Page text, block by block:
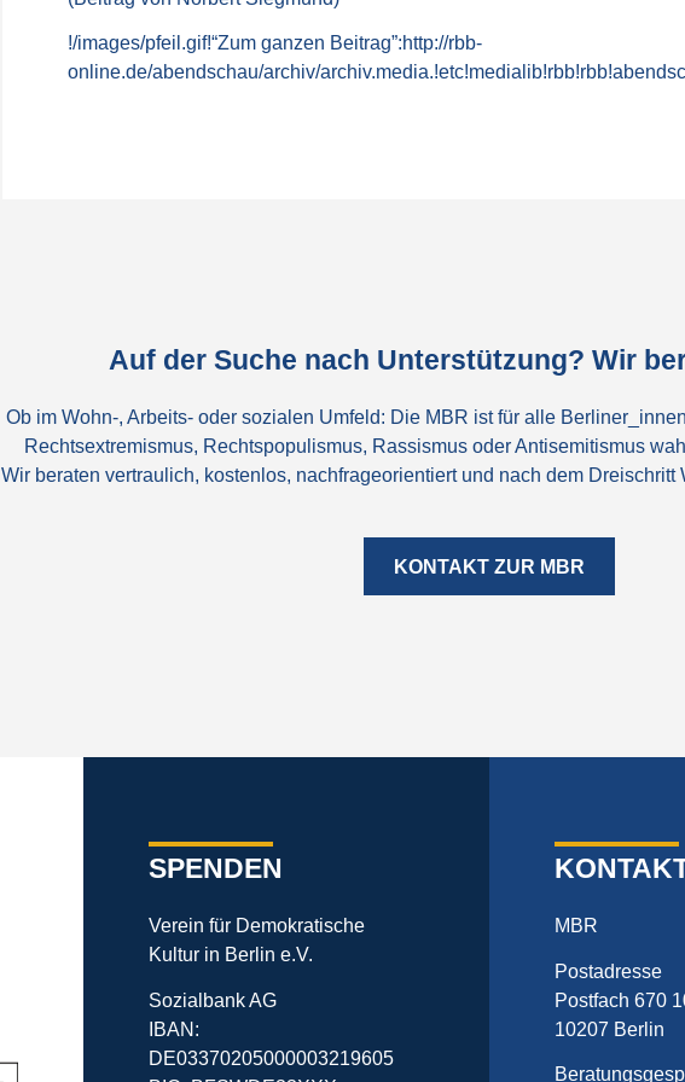
!/images/pfeil.gif!“Zum ganzen Beitrag”:http://rbb-
online.de/abendschau/archiv/
Auf der Suche nach Unterstützung? Wir
Ob im Wohn-, Arbeits- oder sozialen Umfeld: Die MBR ist für alle
Rechtsextremismus, Rechtspopulismus, Rassismus oder Antisemitismus
Wir beraten vertraulich, kostenlos, nachfrageorientiert und nach dem
KONTAKT ZUR MBR
SPENDEN
Verein für Demokratische
Kultur in Berlin e.V.
Sozialbank AG
IBAN:
DE03370205000003219605
MBR
Postadresse
Postfach 670
10207 Berlin